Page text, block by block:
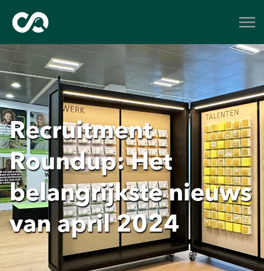
Recruitment
Roundup: Het
belangrijkste nieuws
van april 2024